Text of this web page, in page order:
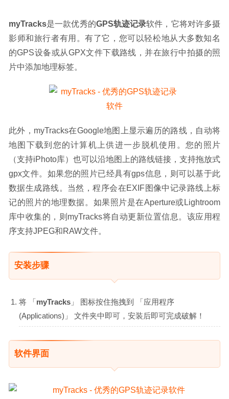
myTracks是一款优秀的GPS轨迹记录软件，它将对许多摄
影师和旅行者有用。有了它，您可以轻松地从大多数知名
的GPS设备或从GPX文件下载路线，并在旅行中拍摄的照
片中添加地理标签。
此外，myTracks在Google地图上显示遍历的路线，自动将
地图下载到您的计算机上供进一步脱机使用。您的照片
（支持iPhoto库）也可以沿地图上的路线链接，支持拖放式
gpx文件。如果您的照片已经具有gps信息，则可以基于此
数据生成路线。当然，程序会在EXIF图像中记录路线上标
记的照片的地理数据。如果照片是在Aperture或Lightroom
库中收集的，则myTracks将自动更新位置信息。该应用程
序支持JPEG和RAW文件。
安装步骤
将 「myTracks 」 图标按住拖拽到 「应用程序
(Applications)」 文件夹中即可，安装后即可完成破解！
软件界面